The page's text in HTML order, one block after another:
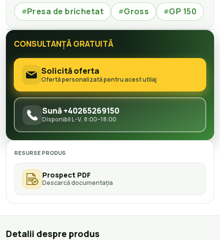
#Presa de brichetat #Gross #GP 150
CONSULTANȚĂ GRATUITĂ
Solicită oferta
Ofertă personalizată pentru acest utilaj
Sună +40265269150
Disponibil L–V, 8:00–18:00
RESURSE PRODUS
Prospect PDF
Descarcă documentația
Detalii despre produs